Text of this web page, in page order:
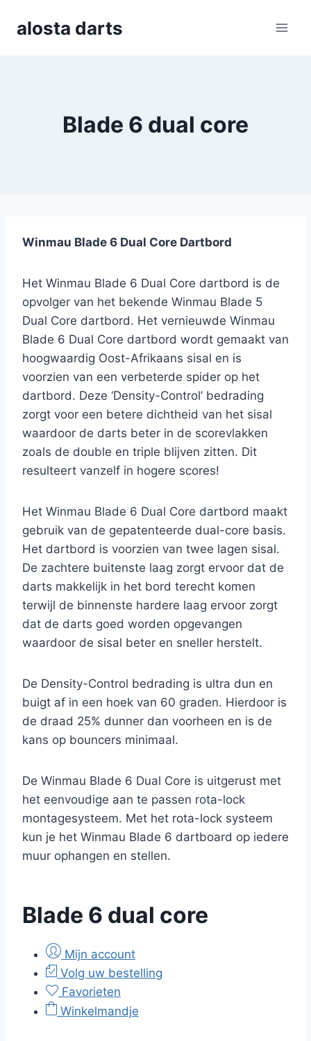
alosta darts
Blade 6 dual core
Winmau Blade 6 Dual Core Dartbord
Het Winmau Blade 6 Dual Core dartbord is de
opvolger van het bekende Winmau Blade 5
Dual Core dartbord. Het vernieuwde Winmau
Blade 6 Dual Core dartbord wordt gemaakt van
hoogwaardig Oost-Afrikaans sisal en is
voorzien van een verbeterde spider op het
dartbord. Deze ‘Density-Control’ bedrading
zorgt voor een betere dichtheid van het sisal
waardoor de darts beter in de scorevlakken
zoals de double en triple blijven zitten. Dit
resulteert vanzelf in hogere scores!
Het Winmau Blade 6 Dual Core dartbord maakt
gebruik van de gepatenteerde dual-core basis.
Het dartbord is voorzien van twee lagen sisal.
De zachtere buitenste laag zorgt ervoor dat de
darts makkelijk in het bord terecht komen
terwijl de binnenste hardere laag ervoor zorgt
dat de darts goed worden opgevangen
waardoor de sisal beter en sneller herstelt.
De Density-Control bedrading is ultra dun en
buigt af in een hoek van 60 graden. Hierdoor is
de draad 25% dunner dan voorheen en is de
kans op bouncers minimaal.
De Winmau Blade 6 Dual Core is uitgerust met
het eenvoudige aan te passen rota-lock
montagesysteem. Met het rota-lock systeem
kun je het Winmau Blade 6 dartboard op iedere
muur ophangen en stellen.
Blade 6 dual core
Mijn account
Volg uw bestelling
Favorieten
Winkelmandje